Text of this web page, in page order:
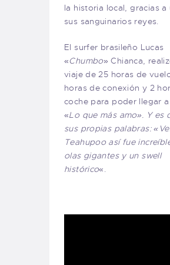
la historia local, gracias a
sus sanguinarios reyes.
El surfer brasileño Lucas
«Chumbo» Chianca,
viaje de 25 horas de
horas de conexión y 2
coche para poder llegar
«Lo que más amo». Y es
sus propias palabras:
Teahupoo así fue
olas gigantes y un swell
histórico«.